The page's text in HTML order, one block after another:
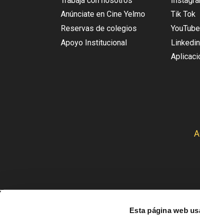
Esta página web
Anúnciate en Cine Yelmo
Reservas de colegios
Apoyo Institucional
Tik Tok
YouTube
Linkedin